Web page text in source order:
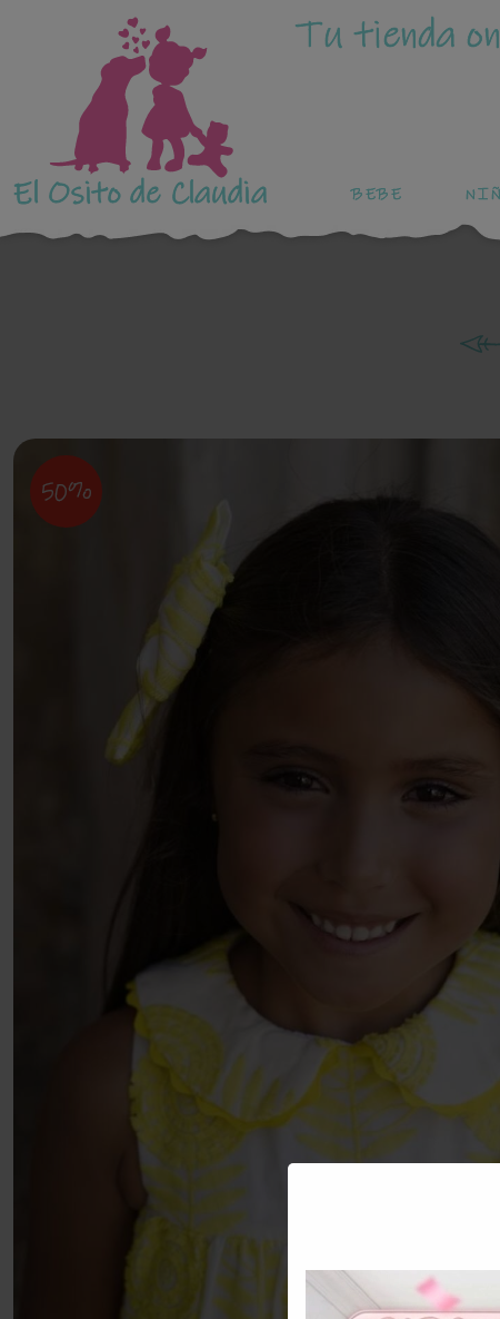
El Osito de Claudia
Tu tienda
BEBE
50%